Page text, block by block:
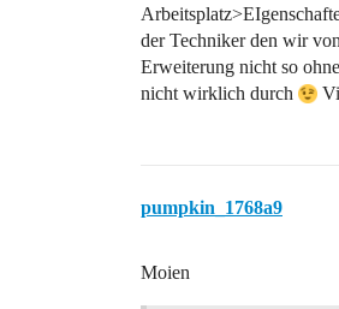
der Techniker den wir
Erweiterung nicht so
nicht wirklich durch
pumpkin_1768a9
Moien